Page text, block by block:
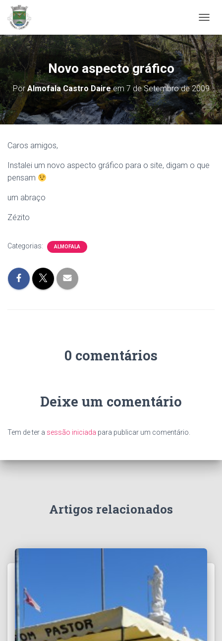
Novo aspecto gráfico
PorAlmofala Castro Daireem 7 de Setembro de 2009
Caros amigos,
Instalei um novo aspecto gráfico para o site, digam o que
pensam
um abraço
Zézito
Categorias: ALMOFALA
0 comentários
Deixe um comentário
Tem de ter a sessão iniciada para publicar um comentário.
Artigos relacionados